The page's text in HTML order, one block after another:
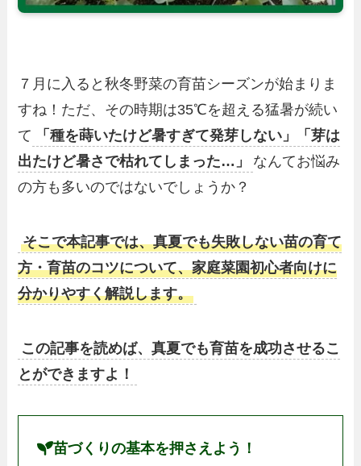
７月に入ると秋冬野菜の育苗シーズンが始まりま
すね！ただ、その時期は35℃を超える猛暑が続い
て
「種を蒔いたけど暑すぎて発芽しない」「芽は
出たけど暑さで枯れてしまった…」
なんてお悩み
の方も多いのではないでしょうか？
そこで本記事では、真夏でも失敗しない苗の育て
方・育苗のコツについて、家庭菜園初心者向けに
分かりやすく解説します。
この記事を読めば、真夏でも育苗を成功させるこ
とができますよ！
苗づくりの基本を押さえよう！